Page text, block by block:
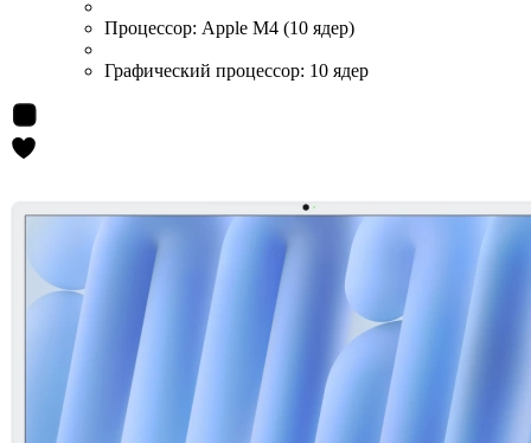
Процессор: Apple M4 (10 ядер)
Графический процессор: 10 ядер